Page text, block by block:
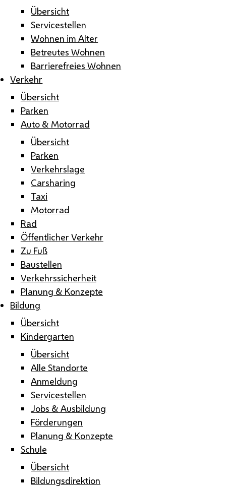
Übersicht
Servicestellen
Wohnen im Alter
Betreutes Wohnen
Barrierefreies Wohnen
Verkehr
Übersicht
Parken
Auto & Motorrad
Übersicht
Parken
Verkehrslage
Carsharing
Taxi
Motorrad
Rad
Öffentlicher Verkehr
Zu Fuß
Baustellen
Verkehrssicherheit
Planung & Konzepte
Bildung
Übersicht
Kindergarten
Übersicht
Alle Standorte
Anmeldung
Servicestellen
Jobs & Ausbildung
Förderungen
Planung & Konzepte
Schule
Übersicht
Bildungsdirektion